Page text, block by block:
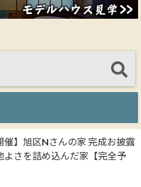
催】旭区Nさんの家 完成お披露
よさを詰め込んだ家【完全予